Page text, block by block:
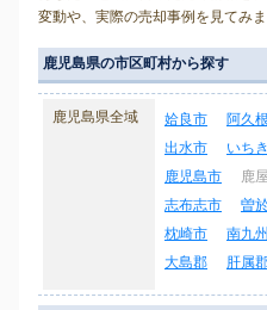
変動や、実際の売却事例を見てみま
鹿児島県の市区町村から探す
鹿児島県全域 姶良市 阿久
出水市
いち
鹿児島市
鹿
志布志市
曽
枕崎市
南九
大島郡
肝属